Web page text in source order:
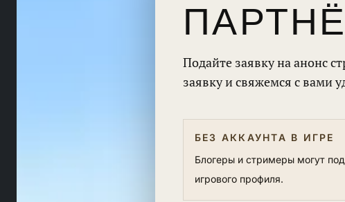
Подайте заявку на анонс
заявку и свяжемся с вами
БЕЗ АККАУНТА В ИГРЕ
Блогеры и стримеры могут
игрового профиля.